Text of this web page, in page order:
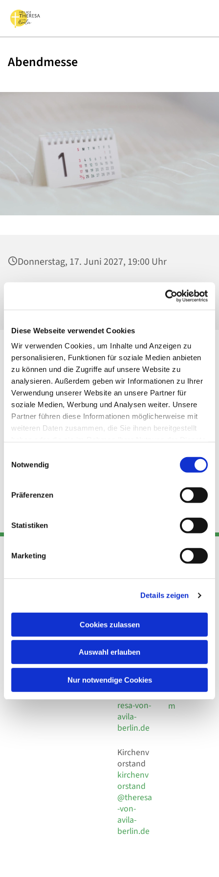
Diese Webseite verwendet Cookies
Wir verwenden Cookies, um Inhalte und Anzeigen zu
personalisieren, Funktionen für soziale Medien anbieten
zu können und die Zugriffe auf unsere Website zu
analysieren. Außerdem geben wir Informationen zu Ihrer
Verwendung unserer Website an unsere Partner für
soziale Medien, Werbung und Analysen weiter. Unsere
Partner führen diese Informationen möglicherweise mit
weiteren Daten zusammen, die Sie ihnen bereitgestellt
Notwendig
Präferenzen
Statistiken
Marketing
Details zeigen
Cookies zulassen
Auswahl erlauben
Nur notwendige Cookies
Abendmesse
Donnerstag, 17. Juni 2027, 19:00 Uhr
St. Maria Magdalena, Kirche, Platanenstraße
Adresse
Kirchengemeinde Pfarrei
Hl. Theresa von Avila Berlin
Leitender Pfarrer - Norbert
Behaimstr. 39
Kont
Telefon
+49 30
924 64 28
Fax +49
30 924 54
18
E-Mail
info@the
resa-von-
avila-
berlin.de
Kirchenv
orstand
kirchenv
orstand
@theresa
-von-
avila-
berlin.de
Links
Datensch
utz
Social
Impressu
m